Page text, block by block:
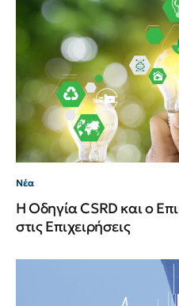
Νέα
Η Οδηγία CSRD και ο
στις Επιχειρήσεις